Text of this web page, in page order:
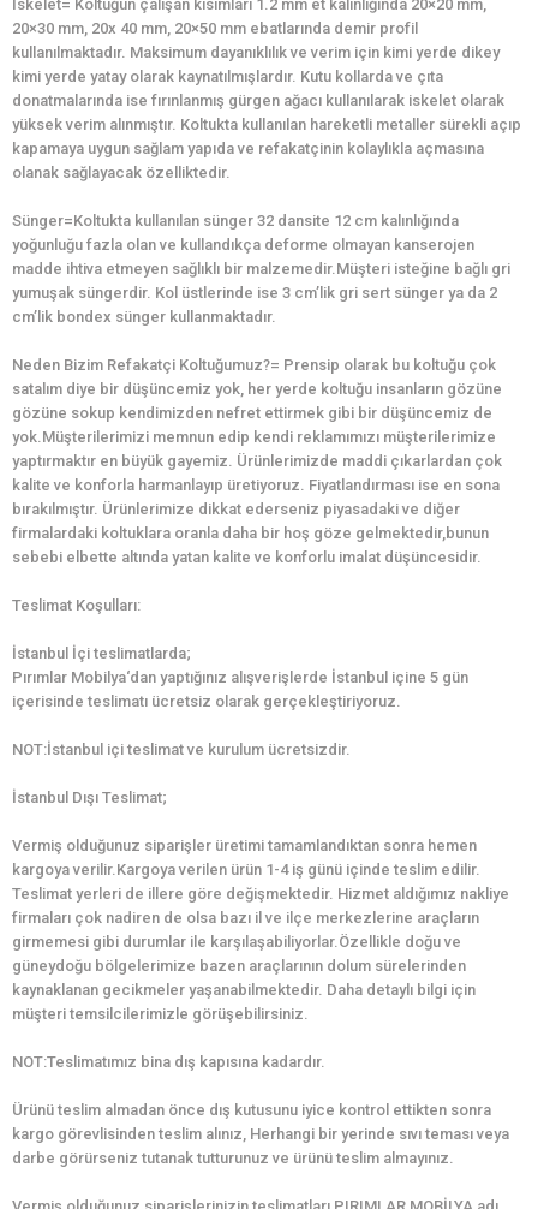
İskelet= Koltuğun çalışan kısımları 1.2 mm et kalınlığında 20×20 mm,
20×30 mm, 20x 40 mm, 20×50 mm ebatlarında demir profil
kullanılmaktadır. Maksimum dayanıklılık ve verim için kimi yerde dikey
kimi yerde yatay olarak kaynatılmışlardır. Kutu kollarda ve çıta
donatmalarında ise fırınlanmış gürgen ağacı kullanılarak iskelet olarak
yüksek verim alınmıştır. Koltukta kullanılan hareketli metaller sürekli açıp
kapamaya uygun sağlam yapıda ve refakatçinin kolaylıkla açmasına
olanak sağlayacak özelliktedir.
Sünger=Koltukta kullanılan sünger 32 dansite 12 cm kalınlığında
yoğunluğu fazla olan ve kullandıkça deforme olmayan kanserojen
madde ihtiva etmeyen sağlıklı bir malzemedir.Müşteri isteğine bağlı gri
yumuşak süngerdir. Kol üstlerinde ise 3 cm’lik gri sert sünger ya da 2
cm’lik bondex sünger kullanmaktadır.
Neden Bizim Refakatçi Koltuğumuz?= Prensip olarak bu koltuğu çok
satalım diye bir düşüncemiz yok, her yerde koltuğu insanların gözüne
gözüne sokup kendimizden nefret ettirmek gibi bir düşüncemiz de
yok.Müşterilerimizi memnun edip kendi reklamımızı müşterilerimize
yaptırmaktır en büyük gayemiz. Ürünlerimizde maddi çıkarlardan çok
kalite ve konforla harmanlayıp üretiyoruz. Fiyatlandırması ise en sona
bırakılmıştır. Ürünlerimize dikkat ederseniz piyasadaki ve diğer
firmalardaki koltuklara oranla daha bir hoş göze gelmektedir,bunun
sebebi elbette altında yatan kalite ve konforlu imalat düşüncesidir.
Teslimat Koşulları:
İstanbul İçi teslimatlarda;
Pırımlar Mobilya‘dan yaptığınız alışverişlerde İstanbul içine 5 gün
içerisinde teslimatı ücretsiz olarak gerçekleştiriyoruz.
NOT:İstanbul içi teslimat ve kurulum ücretsizdir.
İstanbul Dışı Teslimat;
Vermiş olduğunuz siparişler üretimi tamamlandıktan sonra hemen
kargoya verilir.Kargoya verilen ürün 1-4 iş günü içinde teslim edilir.
Teslimat yerleri de illere göre değişmektedir. Hizmet aldığımız nakliye
firmaları çok nadiren de olsa bazı il ve ilçe merkezlerine araçların
girmemesi gibi durumlar ile karşılaşabiliyorlar.Özellikle doğu ve
güneydoğu bölgelerimize bazen araçlarının dolum sürelerinden
kaynaklanan gecikmeler yaşanabilmektedir. Daha detaylı bilgi için
müşteri temsilcilerimizle görüşebilirsiniz.
NOT:Teslimatımız bina dış kapısına kadardır.
Ürünü teslim almadan önce dış kutusunu iyice kontrol ettikten sonra
kargo görevlisinden teslim alınız, Herhangi bir yerinde sıvı teması veya
darbe görürseniz tutanak tutturunuz ve ürünü teslim almayınız.